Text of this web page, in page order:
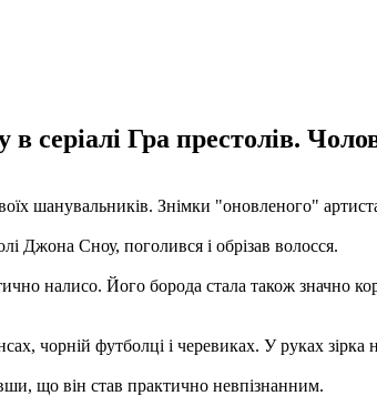
Гра престолів.
шанувальників. Знімки "оновленого"
Джона Сноу, поголився і обрізав волосся.
налисо. Його борода стала також значно
чорній футболці і черевиках. У руках
що він став практично невпізнанним.